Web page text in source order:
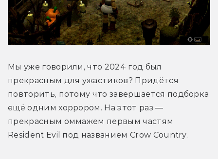
Мы уже говорили, что 2024 год был
прекрасным для ужастиков? Придётся
повторить, потому что завершается подборка
ещё одним хоррором. На этот раз —
прекрасным оммажем первым частям
Resident Evil под названием Crow Country.